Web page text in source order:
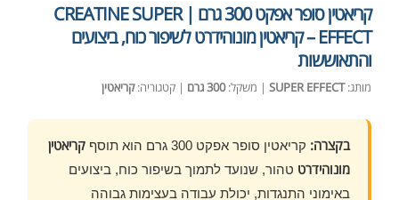
קריאטין סופר אפקט 300 גרם | CREATINE SUPER
EFFECT – קריאטין מונוהידרט לשיפור כוח, ביצועים
והתאוששות
מותג:SUPER EFFECT | משקל:300 גרם | קטגוריה:קריאטין
בקצרה: קריאטין סופר אפקט 300 גרם הוא תוסף
קריאטין
מונוהידרט טהור, שנועד לתמוך בשיפור כוח, ביצועים
באימוני התנגדות, יכולת עבודה בעצימות גבוהה